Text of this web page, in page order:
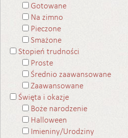
Gotowane
Na zimno
Pieczone
Smażone
Stopień trudności
Proste
Średnio zaawansowane
Zaawansowane
Święta i okazje
Boże narodzenie
Halloween
Imieniny/Urodziny